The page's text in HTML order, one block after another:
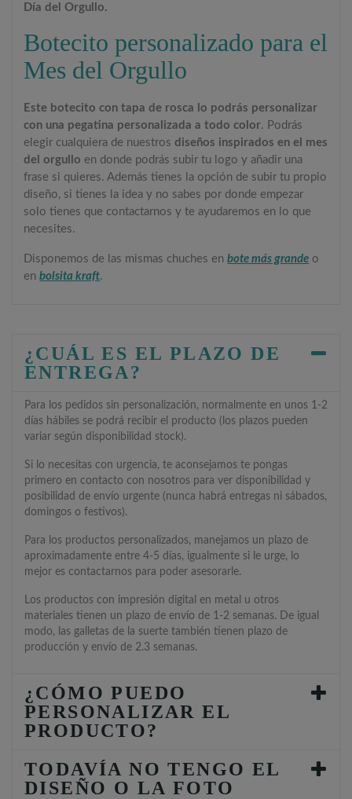
Día del Orgullo.
Botecito personalizado para el
Mes del Orgullo
Este botecito con tapa de rosca lo podrás personalizar
con una pegatina personalizada a todo color. Podrás
elegir cualquiera de nuestrosdiseños inspirados en el mes
del orgullo en donde podrás subir tu logo y añadir una
frase si quieres. Además tienes la opción de subir tu propio
diseño, si tienes la idea y no sabes por donde empezar
solo tienes que contactarnos y te ayudaremos en lo que
necesites.
Disponemos de las mismas chuches enbote más grande o
enbolsita kraft.
¿CUÁL ES EL PLAZO DE
ENTREGA?
Para los pedidos sin personalización, normalmente en unos 1-2
días hábiles se podrá recibir el producto (los plazos pueden
variar según disponibilidad stock).
Si lo necesitas con urgencia, te aconsejamos te pongas
primero en contacto con nosotros para ver disponibilidad y
posibilidad de envío urgente (nunca habrá entregas ni sábados,
domingos o festivos).
Para los productos personalizados, manejamos un plazo de
aproximadamente entre 4-5 días, igualmente si le urge, lo
mejor es contactarnos para poder asesorarle.
Los productos con impresión digital en metal u otros
materiales tienen un plazo de envío de 1-2 semanas. De igual
modo, las galletas de la suerte también tienen plazo de
producción y envío de 2.3 semanas.
¿CÓMO PUEDO
PERSONALIZAR EL
PRODUCTO?
TODAVÍA NO TENGO EL
DISEÑO O LA FOTO